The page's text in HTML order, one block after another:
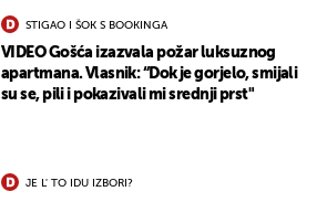
STIGAO I ŠOK S BOOKINGA
VIDEO Gošća izazvala požar luksuznog
apartmana. Vlasnik: “Dok je gorjelo, smijali
su se, pili i pokazivali mi srednji prst"
JE L' TO IDU IZBORI?